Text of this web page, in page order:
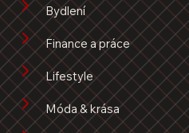
Bydlení
Finance a práce
Lifestyle
Móda & krása